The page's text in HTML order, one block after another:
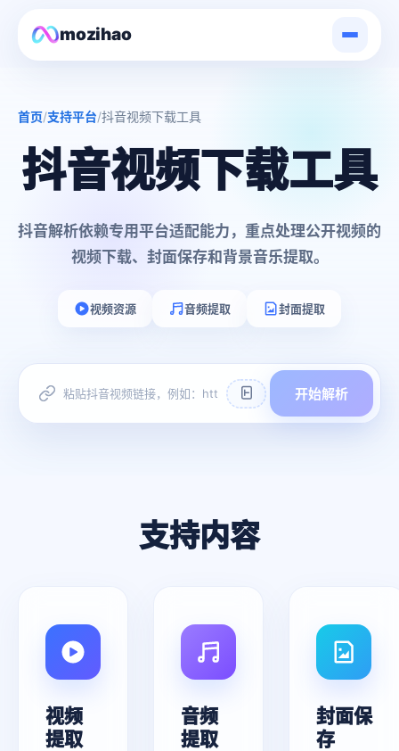
mozihao
首页 支持平台 抖音视频下载工具
抖音视频下载工具
抖音解析依赖专用平台适配能力，重点处理公开视频的
视频下载、封面保存和背景音乐提取。
视频资源 音频提取 封面提取
开始解析
支持内容
视频
提取
音频
提取
封面保
存